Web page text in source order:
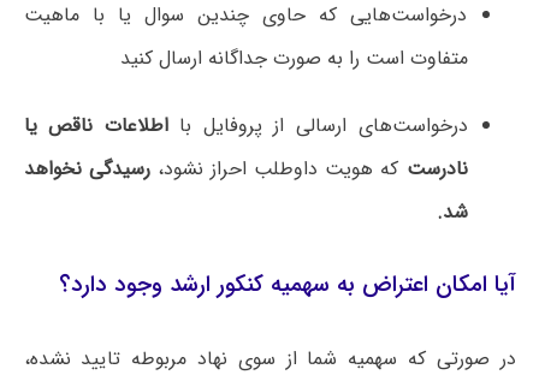
درخواست‌هایی که حاوی چندین سوال یا با ماهیت
متفاوت است را به صورت جداگانه ارسال کنید
درخواست‌های ارسالی از پروفایل بااطلاعات ناقص یا
نادرست که هویت داوطلب احراز نشود،رسیدگی نخواهد
شد.
آیا امکان اعتراض به سهمیه کنکور ارشد وجود دارد؟
در صورتی که سهمیه شما از سوی نهاد مربوطه تایید نشده،